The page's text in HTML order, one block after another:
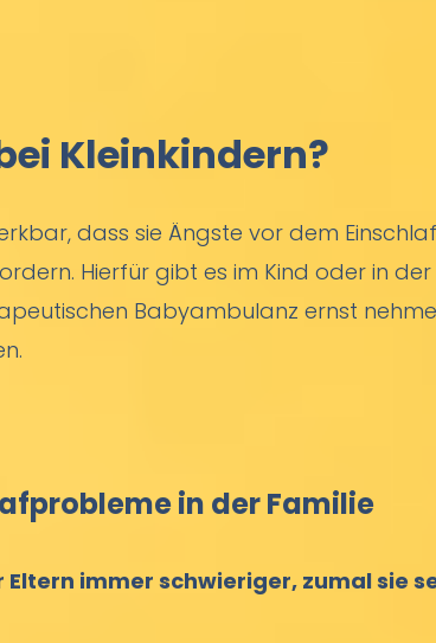
Kleinkindern?
dass sie Ängste vor dem
Hierfür gibt es im Kind oder in
Babyambulanz ernst
in der Familie
immer schwieriger, zumal sie